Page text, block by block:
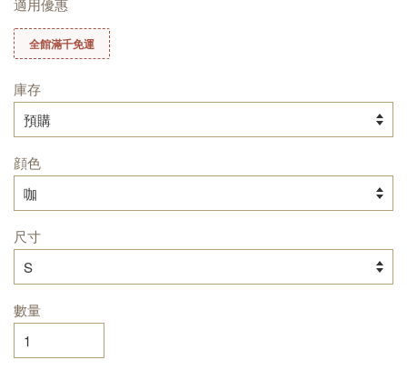
適用優惠
全館滿千免運
庫存
顔色
尺寸
數量